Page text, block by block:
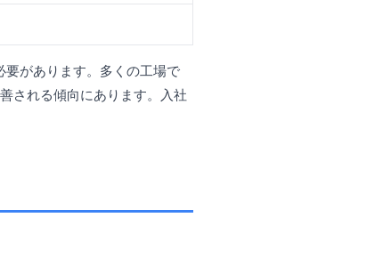
があります。多くの工場で
される傾向にあります。入社